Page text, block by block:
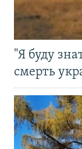
"Я буду
смерть